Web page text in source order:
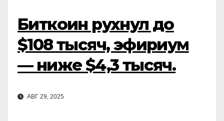
Биткоин рухнул до
$108 тысяч, эфириум
— ниже $4,3 тысяч.
АВГ 29, 2025